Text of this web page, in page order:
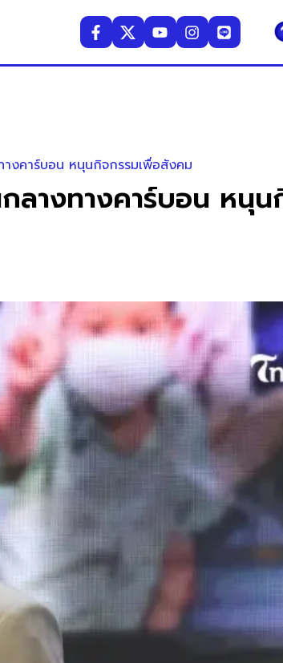
งคาร์บอน หนุนกิจกรรมเพื่อสังคม
ลางทางคาร์บอน หนุ